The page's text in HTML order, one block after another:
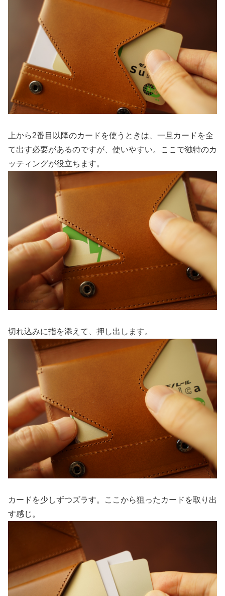
上から2番目以降のカードを使うときは、一旦カードを全
て出す必要があるのですが、使いやすい。ここで独特のカ
ッティングが役立ちます。
切れ込みに指を添えて、押し出します。
カードを少しずつズラす。ここから狙ったカードを取り出
す感じ。